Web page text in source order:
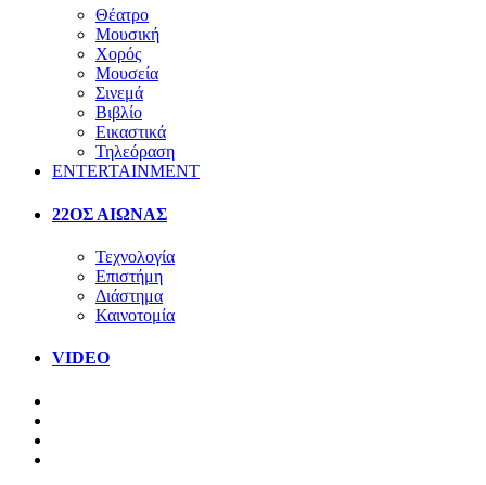
Θέατρο
Μουσική
Χορός
Μουσεία
Σινεμά
Βιβλίο
Εικαστικά
Τηλεόραση
ENTERTAINMENT
22ΟΣ ΑΙΩΝΑΣ
Τεχνολογία
Επιστήμη
Διάστημα
Καινοτομία
VIDEO